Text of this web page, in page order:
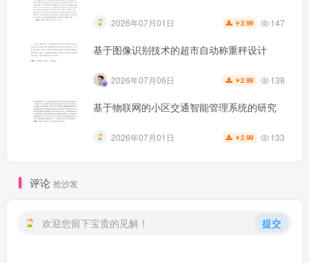
第5页 / 共37页
2026年07月01日 ￥2.99 147
基于图像识别技术的超市自动称重秤设计
2026年07月06日 ￥2.99 138
基于物联网的小区交通智能管理系统的研究
2026年07月01日 ￥2.99 133
评论 抢沙发
欢迎您留下宝贵的见解！ 提交